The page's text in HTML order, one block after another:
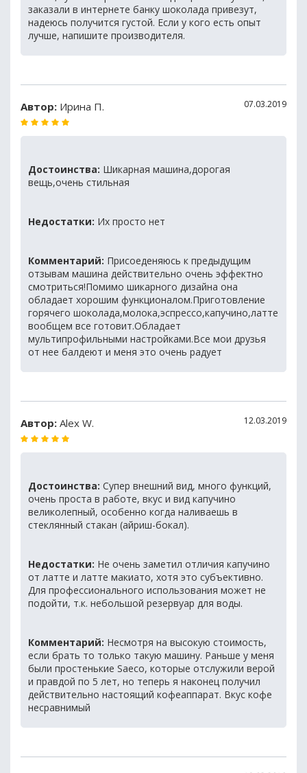
заказали в интернете банку шоколада привезут,
надеюсь получится густой. Если у кого есть опыт
лучше, напишите производителя.
Автор: Ирина П. 07.03.2019
Достоинства: Шикарная машина,дорогая
вещь,очень стильная
Недостатки: Их просто нет
Комментарий: Присоеденяюсь к предыдущим
отзывам машина действительно очень эффектно
смотриться!Помимо шикарного дизайна она
обладает хорошим функционалом.Приготовление
горячего шоколада,молока,эспрессо,капучино,латте
вообщем все готовит.Обладает
мультипрофильными настройками.Все мои друзья
от нее балдеют и меня это очень радует
Автор: Alex W. 12.03.2019
Достоинства: Супер внешний вид, много функций,
очень проста в работе, вкус и вид капучино
великолепный, особенно когда наливаешь в
стеклянный стакан (айриш-бокал).
Недостатки: Не очень заметил отличия капучино
от латте и латте макиато, хотя это субъективно.
Для профессионального использования может не
подойти, т.к. небольшой резервуар для воды.
Комментарий: Несмотря на высокую стоимость,
если брать то только такую машину. Раньше у меня
были простенькие Saeco, которые отслужили верой
и правдой по 5 лет, но теперь я наконец получил
действительно настоящий кофеаппарат. Вкус кофе
несравнимый